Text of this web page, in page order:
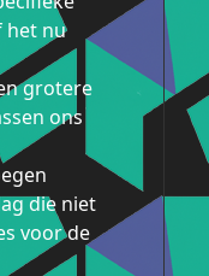
het nu
grotere
ons
die niet
voor de